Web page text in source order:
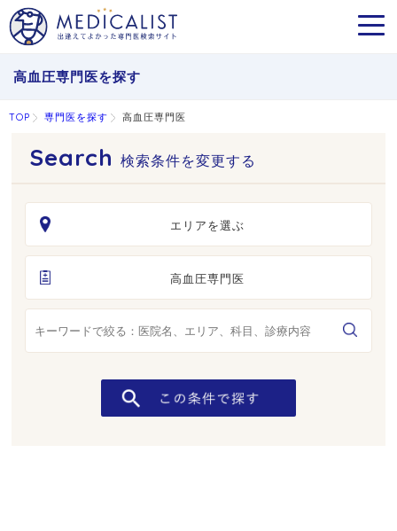
高血圧専門医を探す
TOP 専門医を探す 高血圧専門医
検索条件を変更する
エリアを選ぶ
高血圧専門医